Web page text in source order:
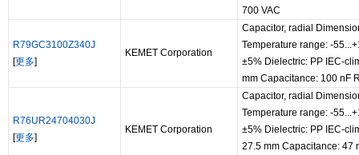
700 VAC
R79GC3100Z340J
[更多]
KEMET Corporation
Capacitor, radial
Temperature range: -
±5% Dielectric: PP IEC-
mm Capacitance: 100 nF
R76UR24704030J
[更多]
KEMET Corporation
Capacitor, radial
Temperature range: -
±5% Dielectric: PP IEC-
27.5 mm Capacitance: 47